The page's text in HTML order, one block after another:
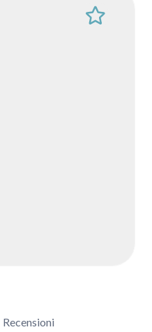
Recensioni